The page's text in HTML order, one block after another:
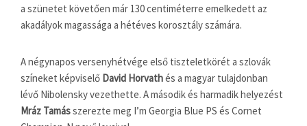
a szünetet követően már 130 centiméterre emelkedett az
akadályok magassága a hétéves korosztály számára.
A négynapos versenyhétvége első tiszteletkörét a szlovák
színeket képviselő David Horvathés a magyar tulajdonban
lévő Nibolensky vezethette. A második és harmadik helyezést
Mráz Tamásszerezte meg I’m Georgia Blue PS és Cornet